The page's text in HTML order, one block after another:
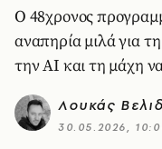
Ο 48χρονος
αναπηρία μιλά για
την AI και τη μάχη
Λουκάς
30.05.2026,